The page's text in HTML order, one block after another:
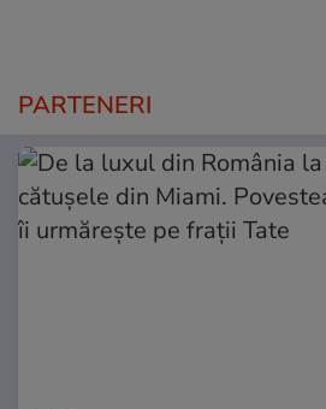
PARTENERI